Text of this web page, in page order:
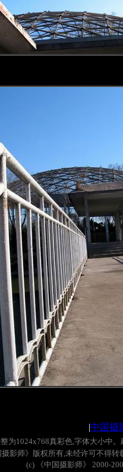
|中国摄
为1024x768真彩色,字体大小中。
摄影师》版权所有,未经许可不得转
(c)
《中国摄影师》 2000-200